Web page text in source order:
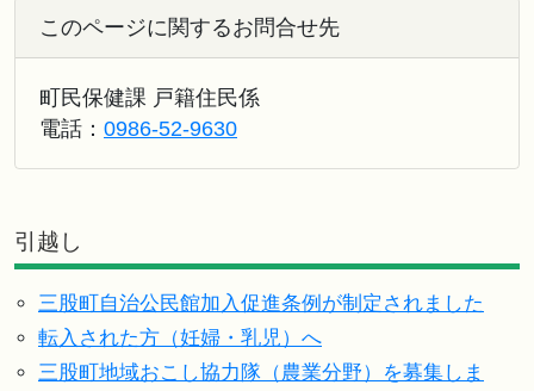
このページに関するお問合せ先
町民保健課 戸籍住民係
電話： 0986-52-9630
引越し
三股町自治公民館加入促進条例が制定されました
転入された方（妊婦・乳児）へ
三股町地域おこし協力隊（農業分野）を募集しま